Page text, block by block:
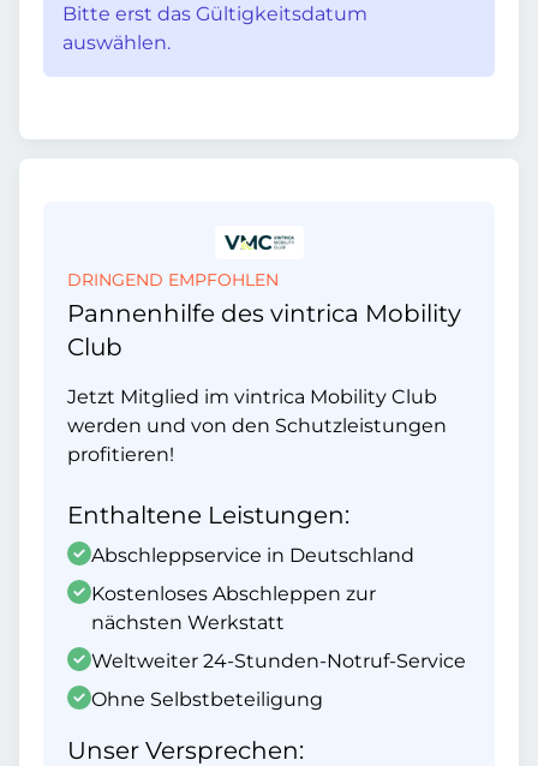
Bitte erst das Gültigkeitsdatum
auswählen.
DRINGEND EMPFOHLEN
Pannenhilfe des vintrica Mobility
Club
Jetzt Mitglied im vintrica Mobility Club
werden und von den Schutzleistungen
profitieren!
Enthaltene Leistungen:
Abschleppservice in Deutschland
Kostenloses Abschleppen zur
nächsten Werkstatt
Weltweiter 24-Stunden-Notruf-Service
Ohne Selbstbeteiligung
Unser Versprechen: